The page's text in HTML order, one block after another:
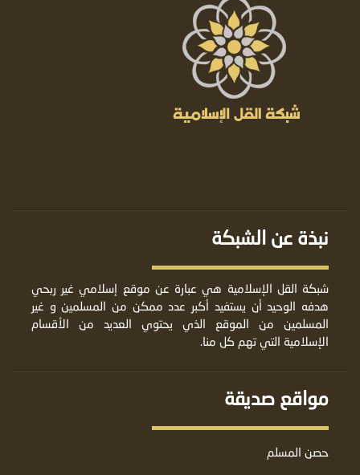
نبذة عن الشبكة
شبكة القل الإسلامية هي عبارة عن موقع إسلامي غير ربحي
هدفه الوحيد أن يستفيد أكبر عدد ممكن من المسلمين و غير
المسلمين من الموقع الذي يحتوي العديد من الأقسام
الإسلامية التي تهم كل منا.
مواقع صديقة
حصن المسلم